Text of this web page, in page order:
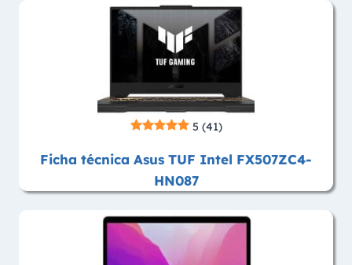
5 (41)
Ficha técnica Asus TUF Intel FX507ZC4-
HN087